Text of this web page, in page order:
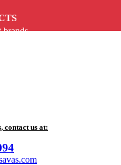
brands
contact us at: